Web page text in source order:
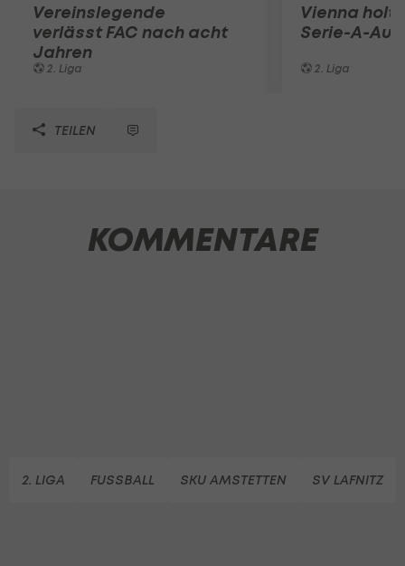
Vereinslegende
verlässt FAC nach acht
Jahren
2. Liga
Vienna holt
Serie-A-
2. Liga
TEILEN
KOMMENTARE
2. LIGA FUSSBALL SKU AMSTETTEN SV LAFNITZ